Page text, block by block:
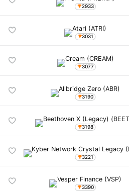
2933
3031
3077
3190
3198
3221
3390